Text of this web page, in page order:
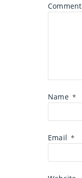
Comment
Name *
Email *